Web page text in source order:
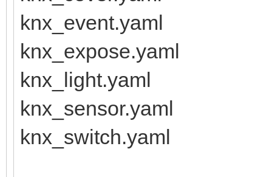
knx_event.yaml
knx_expose.yaml
knx_light.yaml
knx_sensor.yaml
knx_switch.yaml